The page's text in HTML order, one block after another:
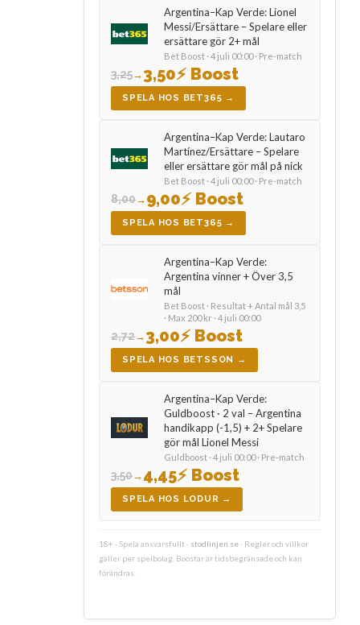
Argentina–Kap Verde: Lionel
Messi/Ersättare – Spelare eller
ersättare gör 2+ mål
Bet Boost · 4 juli 00:00 · Pre-match
3,25→3,50⚡ Boost
SPELA HOS BET365 →
Argentina–Kap Verde: Lautaro
Martínez/Ersättare – Spelare
eller ersättare gör mål på nick
Bet Boost · 4 juli 00:00 · Pre-match
8,00→9,00⚡ Boost
SPELA HOS BET365 →
Argentina–Kap Verde:
Argentina vinner + Över 3,5
mål
Bet Boost · Resultat + Antal mål 3,5
· Max 200 kr · 4 juli 00:00
2,72→3,00⚡ Boost
SPELA HOS BETSSON →
Argentina–Kap Verde:
Guldboost · 2 val – Argentina
handikapp (-1,5) + 2+ Spelare
gör mål Lionel Messi
Guldboost · 4 juli 00:00 · Pre-match
3,50→4,45⚡ Boost
SPELA HOS LODUR →
18+ · Spela ansvarsfullt · stodlinjen.se · Regler och villkor
gäller per spelbolag. Boostar är tidsbegränsade och kan
förändras.